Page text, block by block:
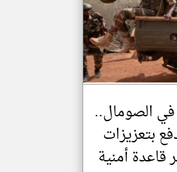
تغيير الدولة
مصادر الأخبار من الصومال
اخبار الصومال على مدار الساعة
أهم اخبار الصومال العاجلة والمباشرة
الصومال..
بتعزيزات
أمنية
klyoum.com